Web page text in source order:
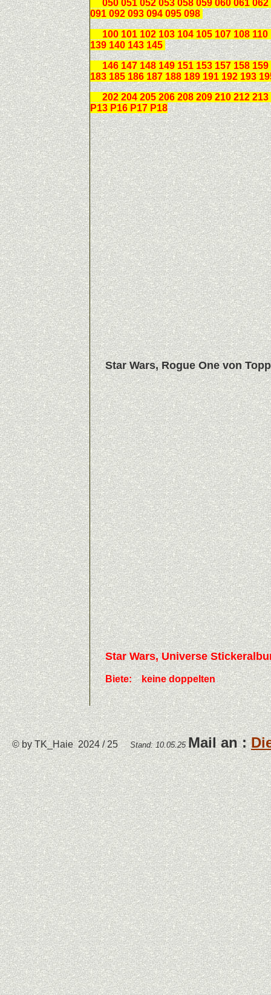
050 051 052 053 058 059 060 061 062
091 092 093 094 095 098
100 101 102 103 104 105 107 108 110
139 140 143 145
146 147 148 149 151 153 157 158 159
183 185 186 187 188 189 191 192 193
202 204 205 206 208 209 210 212 213
P13 P16 P17 P18
Star Wars, Rogue One von
Star Wars, Universe
Biete:keine doppelten
© by TK_Haie 2024 / 25Stand:10.05.25 Mail an :